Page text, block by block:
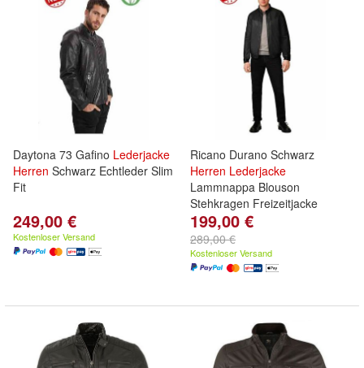
Daytona 73 Gafino Lederjacke
Herren Schwarz Echtleder Slim
Fit
249,00 €
Kostenloser Versand
Ricano Durano Schwarz
Herren Lederjacke
Lammnappa Blouson
Stehkragen Freizeitjacke
199,00 €
289,00 €
Kostenloser Versand